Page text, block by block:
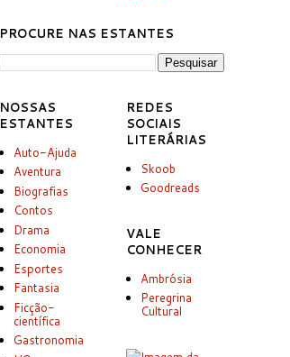
PROCURE NAS ESTANTES
NOSSAS
ESTANTES
Auto-Ajuda
Aventura
Biografias
Contos
Drama
Economia
Esportes
Fantasia
Ficção-
científica
Gastronomia
REDES
SOCIAIS
LITERÁRIAS
Skoob
Goodreads
VALE
CONHECER
Ambrósia
Peregrina
Cultural